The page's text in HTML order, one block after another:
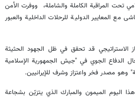
تحت المراقبة الكاملة والشاملة، ووفرت الأمن
مع المعايير الدولية للرحلات الداخلية والعبور
الاستراتيجي قد تحقق في ظل الجهود الحثيثة
رجال الدفاع الجوي في "جيش الجمهورية الإسلامية
وهو مصدر فخر واعتزاز وشرف للإيرانيين.
اليوم الميمون والمبارك الذي يتزيّن بشجاعة